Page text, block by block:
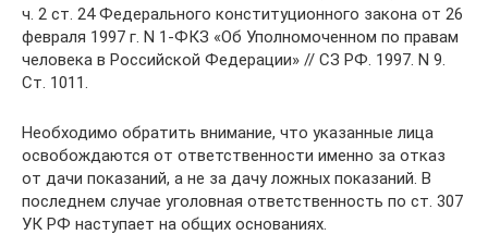
ч. 2 ст. 24 Федерального конституционного закона от 26
февраля 1997 г. N 1-ФКЗ «Об Уполномоченном по правам
человека в Российской Федерации» // СЗ РФ. 1997. N 9.
Ст. 1011.
Необходимо обратить внимание, что указанные лица
освобождаются от ответственности именно за отказ
от дачи показаний, а не за дачу ложных показаний. В
последнем случае уголовная ответственность по ст. 307
УК РФ наступает на общих основаниях.